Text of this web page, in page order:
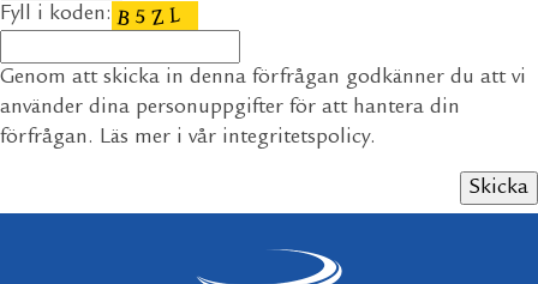
Fyll i koden:
Genom att skicka in denna förfrågan godkänner du att vi
använder dina personuppgifter för att hantera din
förfrågan. Läs mer i vår integritetspolicy.